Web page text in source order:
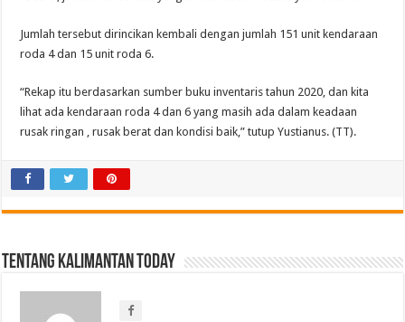
Jumlah tersebut dirincikan kembali dengan jumlah 151 unit kendaraan
roda 4 dan 15 unit roda 6.
“Rekap itu berdasarkan sumber buku inventaris tahun 2020, dan kita
lihat ada kendaraan roda 4 dan 6 yang masih ada dalam keadaan
rusak ringan , rusak berat dan kondisi baik,” tutup Yustianus. (TT).
Tentang Kalimantan Today